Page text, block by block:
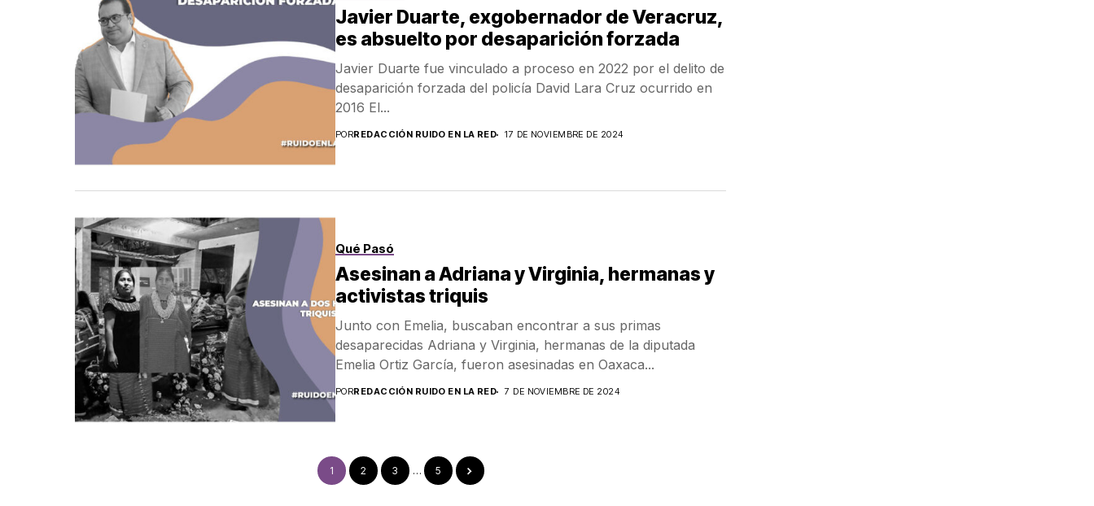
Javier Duarte, exgobernador de Veracruz,
es absuelto por desaparición forzada
Javier Duarte fue vinculado a proceso en 2022 por el delito de
desaparición forzada del policía David Lara Cruz ocurrido en
2016 El...
PORREDACCIÓN RUIDO EN LA RED 17 DE NOVIEMBRE DE 2024
Qué Pasó
Asesinan a Adriana y Virginia, hermanas y
activistas triquis
Junto con Emelia, buscaban encontrar a sus primas
desaparecidas Adriana y Virginia, hermanas de la diputada
Emelia Ortiz García, fueron asesinadas en Oaxaca...
PORREDACCIÓN RUIDO EN LA RED 7 DE NOVIEMBRE DE 2024
1 2 3 … 5